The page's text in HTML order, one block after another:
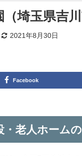
埼玉県吉川
2021年8月30日
Facebook
・老人ホーム